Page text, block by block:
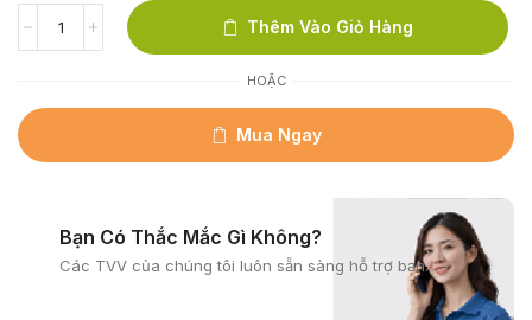
Thêm Vào Giỏ Hàng
HOẶC
Mua Ngay
Bạn Có Thắc Mắc Gì Không?
Các TVV của chúng tôi luôn sẵn sàng hỗ trợ bạn.